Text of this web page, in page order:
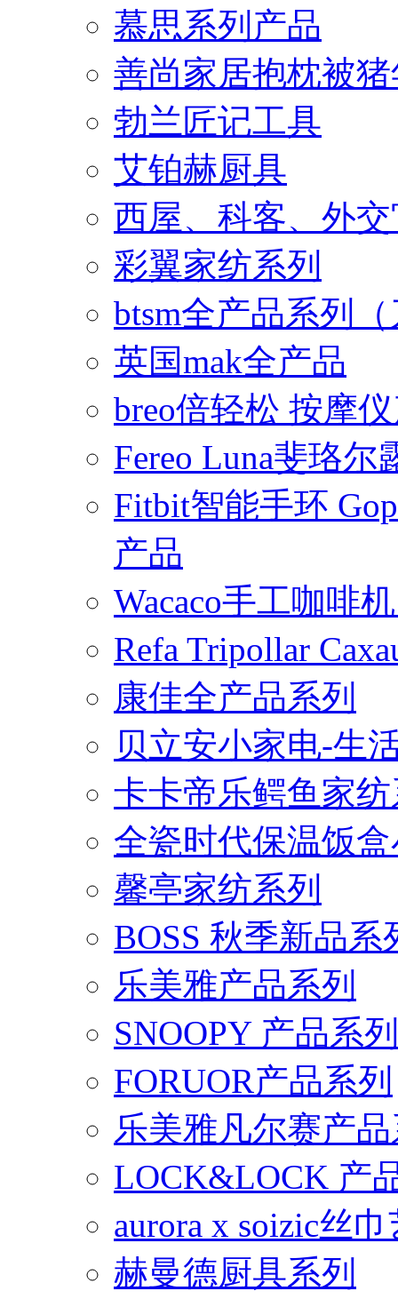
慕思系列产品
善尚家居抱枕被
勃兰匠记工具
艾铂赫厨具
西屋、科客、外
彩翼家纺系列
btsm全产品系列
英国mak全产品
breo倍轻松 按摩
Fereo Luna斐珞
Fitbit智能手环
产品
Wacaco手工咖啡
Refa Tripollar
康佳全产品系列
贝立安小家电-生
卡卡帝乐鳄鱼家
全瓷时代保温饭
馨亭家纺系列
BOSS 秋季新品系
乐美雅产品系列
SNOOPY 产品系列
FORUOR产品系列
乐美雅凡尔赛产
LOCK&LOCK 产
aurora x soizic丝
赫曼德厨具系列